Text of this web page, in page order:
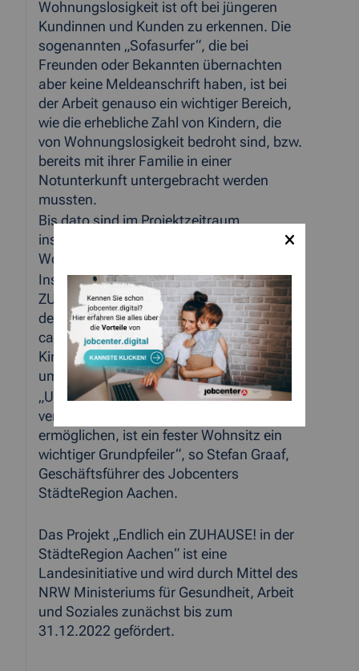
Wohnungslosigkeit ist oft bei jüngeren
Kundinnen und Kunden zu erkennen. Die
sogenannten „Sofasurfer“, die bei
Freunden oder Bekannten übernachten
aber keine Meldeanschrift haben, ist bei
der Arbeit genauso ein wichtiger Bereich,
wie die erhebliche Zahl von Kindern, die
von Wohnungslosigkeit bedroht sind, bzw.
bereits mit ihrer Familie in einer
Notunterkunft untergebracht werden
mussten.
Bis dato sind im Projektzeitraum
insgesamt 278 Kinder unter 18 Jahren von
Wohnungslosigkeit betroffen oder bedroht.
Insgesamt werden im Projekt „Endlich ein
ZUHAUSE!“ der StädteRegion Aachen
derzeit ca. 430 Haushalte mit insgesamt
ca.770 Personen betreut, davon 278
Kinder. Bei 72 Haushalten handelt es sich
um Alleinerziehende
„Um Menschen wieder in Arbeit zu
vermitteln sowie soziale Teilhabe zu
ermöglichen, ist ein fester Wohnsitz ein
wichtiger Grundpfeiler“, so Stefan Graaf,
Geschäftsführer des Jobcenters
StädteRegion Aachen.
Das Projekt „Endlich ein ZUHAUSE! in der
StädteRegion Aachen“ ist eine
Landesinitiative und wird durch Mittel des
NRW Ministeriums für Gesundheit, Arbeit
und Soziales zunächst bis zum
31.12.2022 gefördert.